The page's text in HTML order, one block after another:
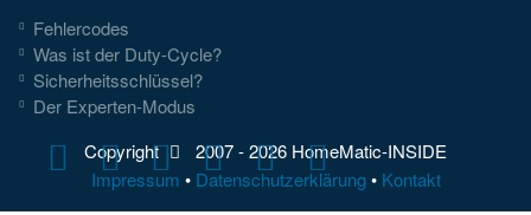
Fehlercodes
Was ist der Duty-Cycle?
Sicherheitsschlüssel?
Der Experten-Modus
Copyright
2007 - 2026 HomeMatic-INSIDE
Impressum • Datenschutzerklärung• Kontakt